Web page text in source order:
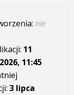
nie
11
11:45
3 lipca